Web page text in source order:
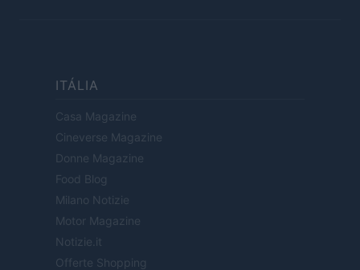
ITÁLIA
Casa Magazine
Cineverse Magazine
Donne Magazine
Food Blog
Milano Notizie
Motor Magazine
Notizie.it
Offerte Shopping